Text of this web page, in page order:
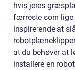
hvis jeres
færreste som lige
inspirerende at
at du behøver at
installere en